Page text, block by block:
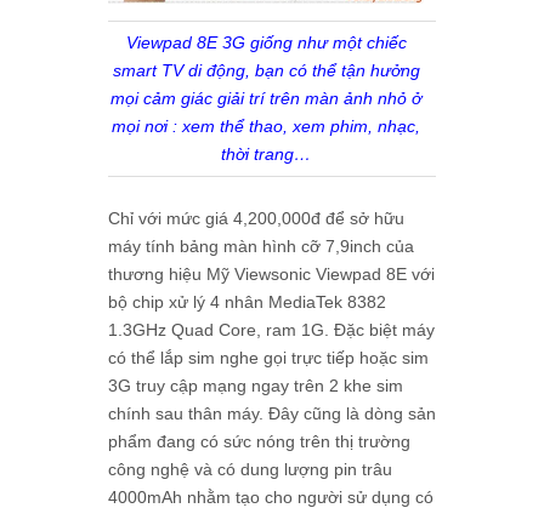
Viewpad 8E 3G giống như một chiếc
smart TV di động, bạn có thể tận hưởng
mọi cảm giác giải trí trên màn ảnh nhỏ ở
mọi nơi : xem thể thao, xem phim, nhạc,
thời trang…
Chỉ với mức giá 4,200,000đ để sở hữu
máy tính bảng màn hình cỡ 7,9inch của
thương hiệu Mỹ Viewsonic Viewpad 8E với
bộ chip xử lý 4 nhân MediaTek 8382
1.3GHz Quad Core, ram 1G. Đặc biệt máy
có thể lắp sim nghe gọi trực tiếp hoặc sim
3G truy cập mạng ngay trên 2 khe sim
chính sau thân máy. Đây cũng là dòng sản
phẩm đang có sức nóng trên thị trường
công nghệ và có dung lượng pin trâu
4000mAh nhằm tạo cho người sử dụng có